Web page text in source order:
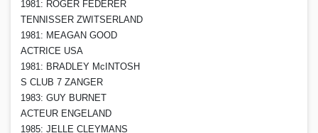
1981: ROGER FEDERER
TENNISSER ZWITSERLAND
1981: MEAGAN GOOD
ACTRICE USA
1981: BRADLEY McINTOSH
S CLUB 7 ZANGER
1983: GUY BURNET
ACTEUR ENGELAND
1985: JELLE CLEYMANS